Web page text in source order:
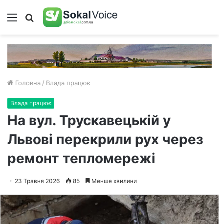
Меню Пошук
Головна / Влада працює
Влада працює
На вул. Трускавецькій у
Львові перекрили рух через
ремонт тепломережі
23 Травня 2026 85 Менше хвилини